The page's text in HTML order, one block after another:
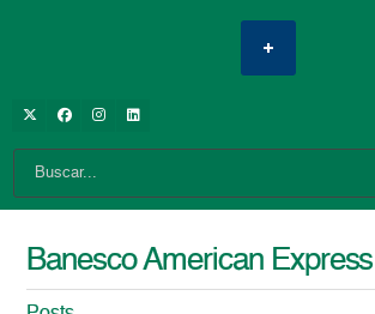
Banesco American Express